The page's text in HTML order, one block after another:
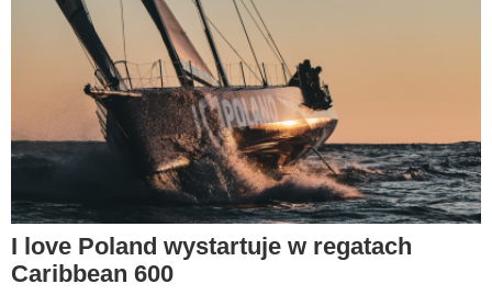
I love Poland wystartuje w regatach
Caribbean 600